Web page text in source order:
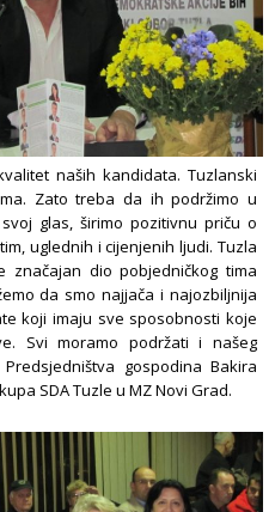
naših kandidata. Tuzlanski
Zato treba da ih podržimo u
glas, širimo pozitivnu priču o
uglednih i cijenjenih ljudi. Tuzla
značajan dio pobjedničkog tima
da smo najjača i najozbiljnija
koji imaju sve sposobnosti koje
Svi moramo podržati i našeg
gospodina Bakira
SDA Tuzle u MZ Novi Grad.